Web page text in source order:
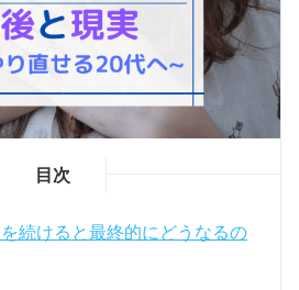
目次
続けると最終的にどうなるの